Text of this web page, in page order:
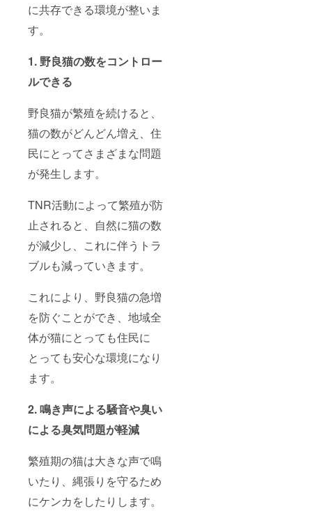
に共存できる環境が整いま
す。
1. 野良猫の数をコントロー
ルできる
野良猫が繁殖を続けると、
猫の数がどんどん増え、住
民にとってさまざまな問題
が発生します。
TNR活動によって繁殖が防
止されると、自然に猫の数
が減少し、これに伴うトラ
ブルも減っていきます。
これにより、野良猫の急増
を防ぐことができ、地域全
体が猫にとっても住民に
とっても安心な環境になり
ます。
2. 鳴き声による騒音や臭い
による臭気問題が軽減
繁殖期の猫は大きな声で鳴
いたり、縄張りを守るため
にケンカをしたりします。